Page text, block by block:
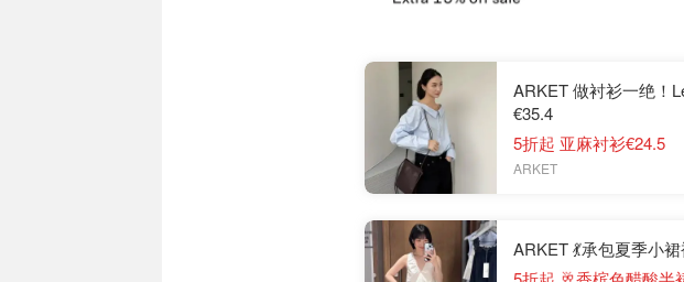
ARKET 做衬衫一绝！
€35.4
5折起 亚麻衬衫€24.5
ARKET
ARKET 💃承包夏季小